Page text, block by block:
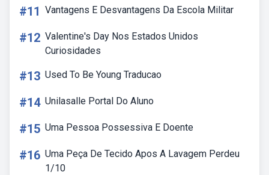
#11 Vantagens E Desvantagens Da Escola Militar
#12 Valentine's Day Nos Estados Unidos
Curiosidades
#13 Used To Be Young Traducao
#14 Unilasalle Portal Do Aluno
#15 Uma Pessoa Possessiva E Doente
#16 Uma Peça De Tecido Apos A Lavagem Perdeu
1/10